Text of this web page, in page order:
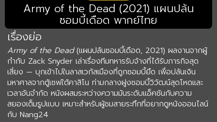
Army of the Dead (2021) แผนปล้น
ซอมบี้เดือด พากย์ไทย
เรื่องย่อ
Army of the Dead(แผนปล้นซอมบี้เดือด, 2021) ผลงานจากผู้
กำกับ Zack Snyder เล่าเรื่องทีมทหารรับจ้างที่ได้รับภารกิจสุด
เสี่ยง — บุกเข้าไปในลาสเวกัสเมืองที่ถูกซอมบี้ยึด เพื่อปล้นเงิน
มหาศาลจากตู้เซฟใต้คาสิโน ท่ามกลางฝูงซอมบี้วิวัฒน์สุดโหดและ
เวลาอันจำกัด หนังผสมระหว่างความมันระดับแอ็คชันกับความ
สยองเต็มรูปแบบ เหมาะสำหรับผู้ชมสายระทึกที่อยากดูหนังออนไลน์
กับ Nang24